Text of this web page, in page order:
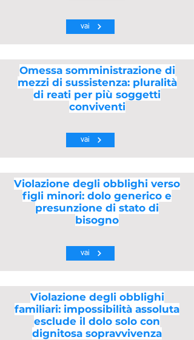
vai
Omessa somministrazione di
mezzi di sussistenza: pluralità
di reati per più soggetti
conviventi
vai
Violazione degli obblighi verso
figli minori: dolo generico e
presunzione di stato di
bisogno
vai
Violazione degli obblighi
familiari: impossibilità assoluta
esclude il dolo solo con
dignitosa sopravvivenza